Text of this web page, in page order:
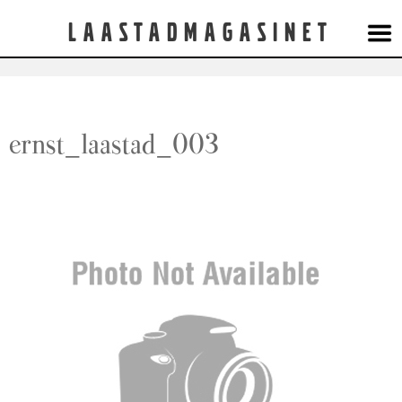
Laastadmagasinet
ernst_laastad_003